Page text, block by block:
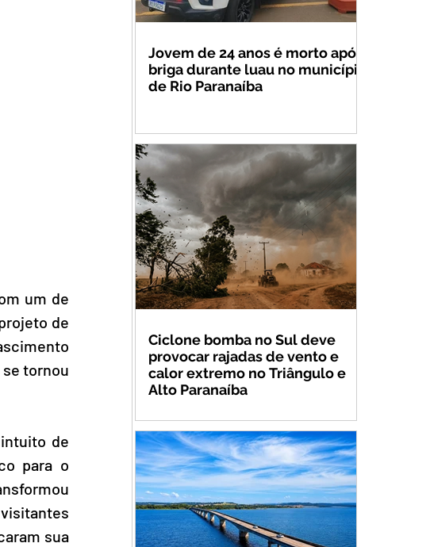
um de
de
tornou
de
para o
sua
Jovem de 24 anos é morto após
briga durante luau no município
de Rio Paranaíba
Ciclone bomba no Sul deve
provocar rajadas de vento e
calor extremo no Triângulo e
Alto Paranaíba